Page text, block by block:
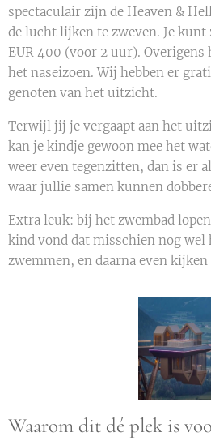
spectaculair zijn de Heaven &
de lucht lijken te zweven. Je
EUR 400 (voor 2 uur).
het naseizoen. Wij hebben er
genoten van het uitzicht.
Terwijl jij je vergaapt aan het
kan je kindje gewoon mee het
weer even tegenzitten, dan is er
waar jullie samen kunnen
Extra leuk: bij het zwembad
kind vond dat misschien nog wel
zwemmen, en daarna even
Waarom dit dé plek is